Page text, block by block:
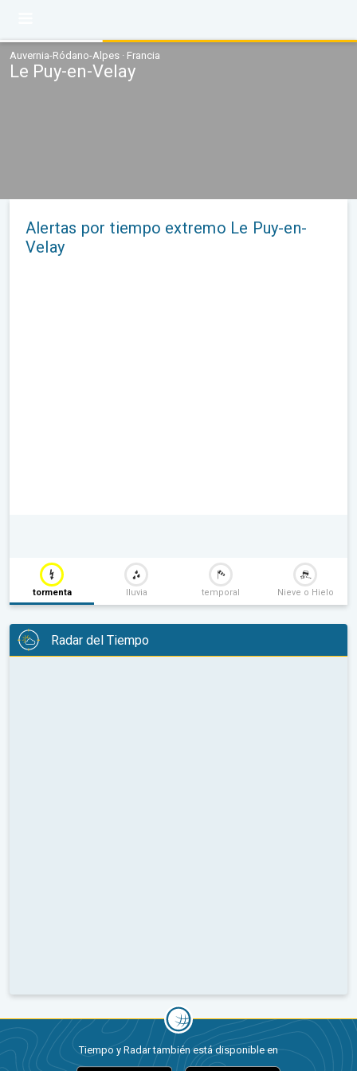
Auvernia-Ródano-Alpes · Francia
Le Puy-en-Velay
Alertas por tiempo extremo Le Puy-en-
Velay
tormenta lluvia temporal Nieve o Hielo
Radar del Tiempo
Tiempo y Radar también está disponible en